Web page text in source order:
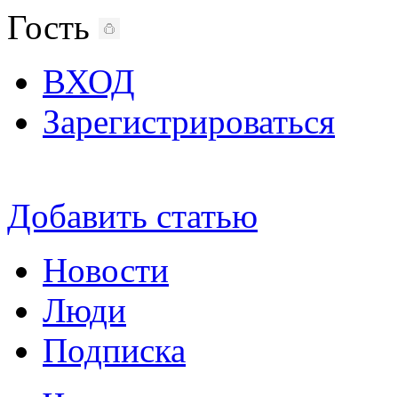
Гость
ВХОД
Зарегистрироваться
Добавить статью
Новости
Люди
Подписка